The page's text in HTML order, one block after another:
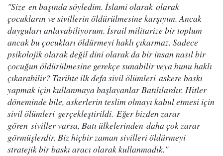
"Size en başında söyledim. İslami olarak olarak
çocukların ve sivillerin öldürülmesine karşıyım. Ancak
duyguları anlayabiliyorum. İsrail militarize bir toplum
ancak bu çocukları öldürmeyi haklı çıkarmaz. Sadece
psikolojik olarak değil dini olarak da bir insan nasıl bir
çocuğun öldürülmesine gerekçe sunabilir veya bunu haklı
çıkarabilir? Tarihte ilk defa sivil ölümleri askere baskı
yapmak için kullanmaya başlayanlar Batılılardır. Hitler
döneminde bile, askerlerin teslim olmayı kabul etmesi için
sivil ölümleri gerçekleştirildi. Eğer bizden zarar
gören siviller varsa, Batı ülkelerinden daha çok zarar
görmüşlerdir. Biz hiçbir zaman sivilleri öldürmeyi
stratejik bir baskı aracı olarak kullanmadık."